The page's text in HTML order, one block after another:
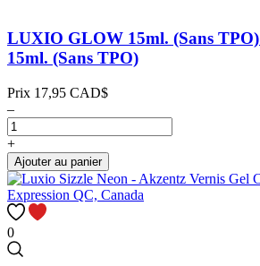
LUXIO GLOW 15ml. (Sans TPO)
15ml. (Sans TPO)
Prix 17,95 CAD$
–
+
Ajouter au panier
0